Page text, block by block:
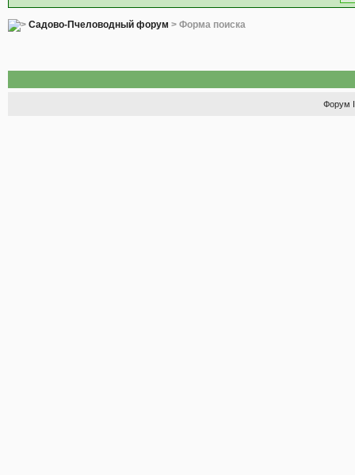
Садово-Пчеловодный форум > Форма поиска
Форум